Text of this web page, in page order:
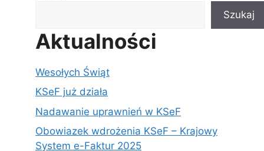
Szukaj
Aktualności
Wesołych Świąt
KSeF już działa
Nadawanie uprawnień w KSeF
Obowiazek wdrożenia KSeF – Krajowy
System e-Faktur 2025